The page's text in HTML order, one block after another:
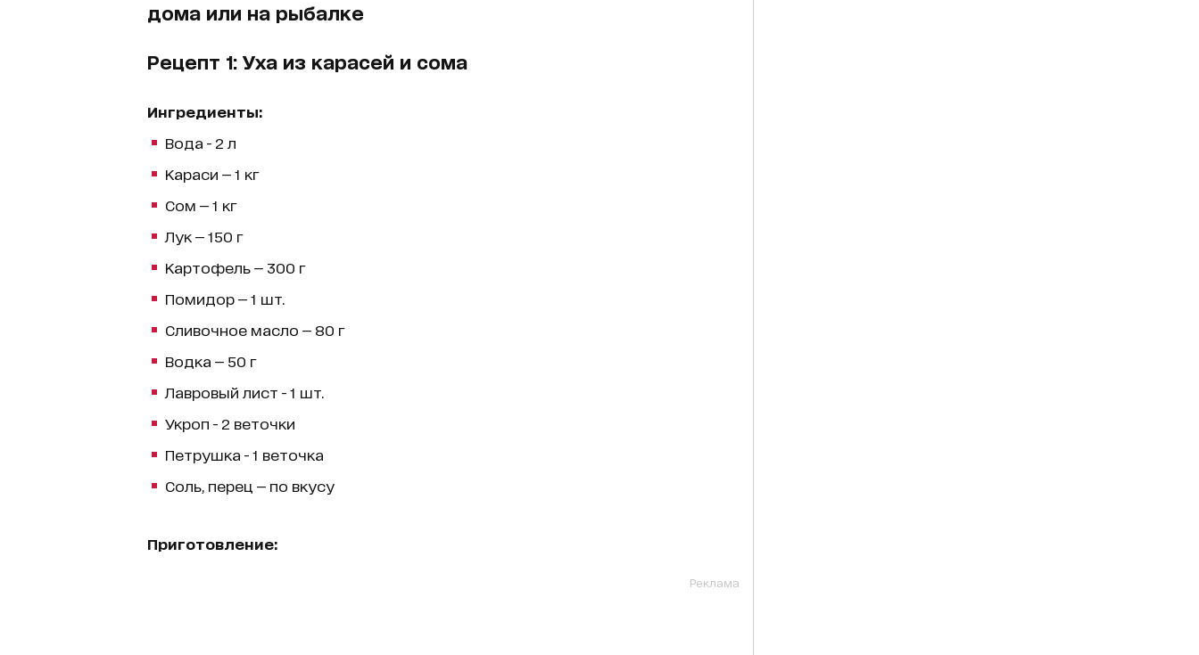
дома или на рыбалке
Рецепт 1: Уха из карасей и сома
Ингредиенты:
Вода - 2 л
Караси — 1 кг
Сом — 1 кг
Лук — 150 г
Картофель — 300 г
Помидор — 1 шт.
Сливочное масло — 80 г
Водка — 50 г
Лавровый лист - 1 шт.
Укроп - 2 веточки
Петрушка - 1 веточка
Соль, перец — по вкусу
Приготовление:
Реклама